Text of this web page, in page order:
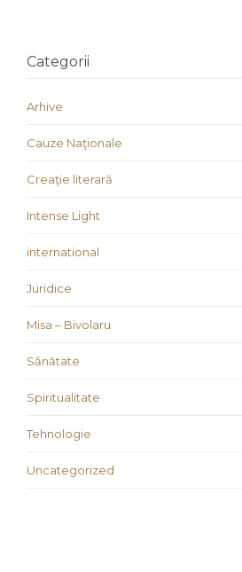
Categorii
Arhive
Cauze Naţionale
Creaţie literară
Intense Light
international
Juridice
Misa – Bivolaru
Sănătate
Spiritualitate
Tehnologie
Uncategorized